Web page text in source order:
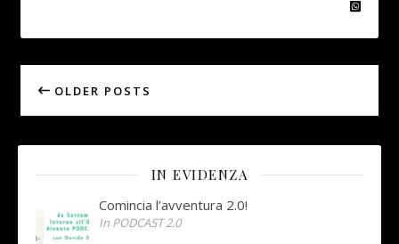
OLDER POSTS
IN EVIDENZA
Comincia l’avventura 2.0!
In PODCAST 2.0